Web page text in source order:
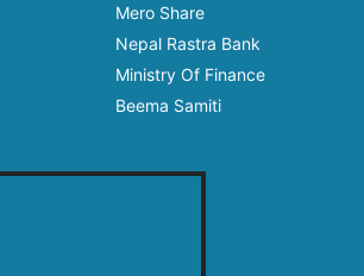
Mero Share
Nepal Rastra Bank
Ministry Of Finance
Beema Samiti